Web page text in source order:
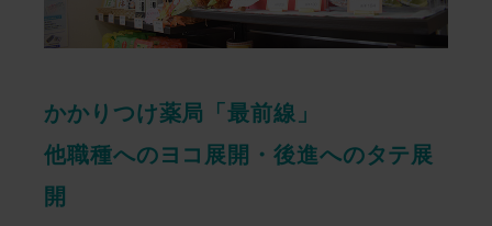
かかりつけ薬局「最前線」
他職種へのヨコ展開・後進へのタテ展
開